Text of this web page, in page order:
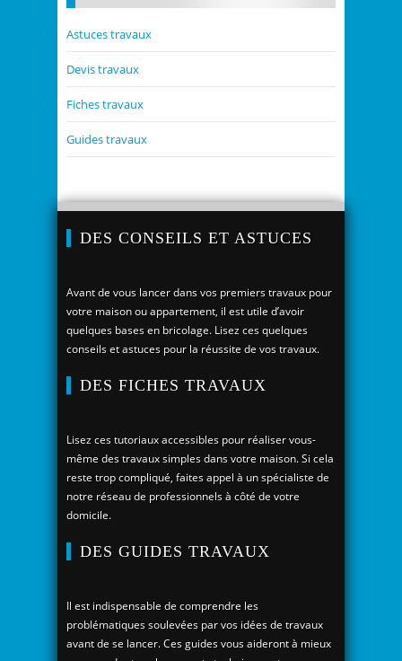
Astuces travaux
Devis travaux
Fiches travaux
Guides travaux
DES CONSEILS ET ASTUCES
Avant de vous lancer dans vos premiers travaux pour
votre maison ou appartement, il est utile d’avoir
quelques bases en bricolage. Lisez ces quelques
conseils et astuces pour la réussite de vos travaux.
DES FICHES TRAVAUX
Lisez ces tutoriaux accessibles pour réaliser vous-
même des travaux simples dans votre maison. Si cela
reste trop compliqué, faites appel à un spécialiste de
notre réseau de professionnels à côté de votre
domicile.
DES GUIDES TRAVAUX
Il est indispensable de comprendre les
problématiques soulevées par vos idées de travaux
avant de se lancer. Ces guides vous aideront à mieux